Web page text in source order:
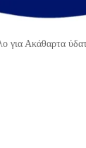
Ακάθαρτα